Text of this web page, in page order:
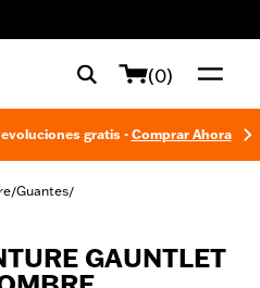
(0)
gratis - Comprar Ahora
/Guantes/
GAUNTLET